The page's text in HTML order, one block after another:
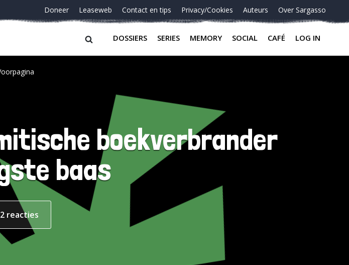
Doneer Leaseweb Contact en tips Privacy/Cookies Auteurs Over Sargasso
DOSSIERS SERIES MEMORY SOCIAL CAFÉ LOG IN
boekverbrander
baas
reacties